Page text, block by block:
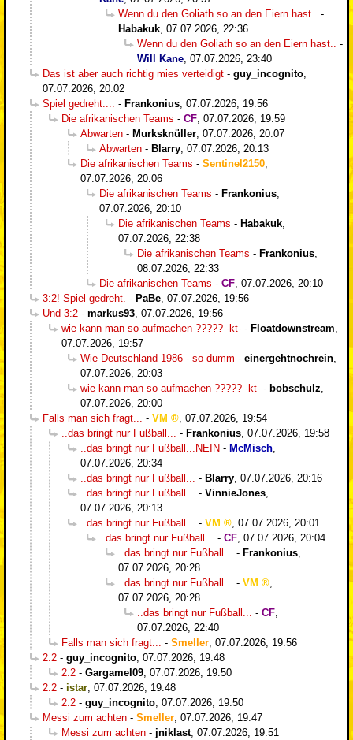
Wenn du den Goliath so an den Eiern hast.. -
Habakuk, 07.07.2026, 22:36
Wenn du den Goliath so an den Eiern hast.. -
Will Kane, 07.07.2026, 23:40
Das ist aber auch richtig mies verteidigt - guy_incognito,
07.07.2026, 20:02
Spiel gedreht.... - Frankonius, 07.07.2026, 19:56
Die afrikanischen Teams - CF, 07.07.2026, 19:59
Abwarten - Murksknüller, 07.07.2026, 20:07
Abwarten - Blarry, 07.07.2026, 20:13
Die afrikanischen Teams - Sentinel2150,
07.07.2026, 20:06
Die afrikanischen Teams - Frankonius,
07.07.2026, 20:10
Die afrikanischen Teams - Habakuk,
07.07.2026, 22:38
Die afrikanischen Teams - Frankonius,
08.07.2026, 22:33
Die afrikanischen Teams - CF, 07.07.2026, 20:10
3:2! Spiel gedreht. - PaBe, 07.07.2026, 19:56
Und 3:2 - markus93, 07.07.2026, 19:56
wie kann man so aufmachen ????? -kt- - Floatdownstream,
07.07.2026, 19:57
Wie Deutschland 1986 - so dumm - einergehtnochrein,
07.07.2026, 20:03
wie kann man so aufmachen ????? -kt- - bobschulz,
07.07.2026, 20:00
Falls man sich fragt... - VM , 07.07.2026, 19:54
..das bringt nur Fußball... - Frankonius, 07.07.2026, 19:58
..das bringt nur Fußball...NEIN - McMisch,
07.07.2026, 20:34
..das bringt nur Fußball... - Blarry, 07.07.2026, 20:16
..das bringt nur Fußball... - VinnieJones,
07.07.2026, 20:13
..das bringt nur Fußball... - VM , 07.07.2026, 20:01
..das bringt nur Fußball... - CF, 07.07.2026, 20:04
..das bringt nur Fußball... - Frankonius,
07.07.2026, 20:28
..das bringt nur Fußball... - VM
,
07.07.2026, 20:28
..das bringt nur Fußball... - CF,
07.07.2026, 22:40
Falls man sich fragt... - Smeller, 07.07.2026, 19:56
2:2 - guy_incognito, 07.07.2026, 19:48
2:2 - Gargamel09, 07.07.2026, 19:50
2:2 - istar, 07.07.2026, 19:48
2:2 - guy_incognito, 07.07.2026, 19:50
Messi zum achten - Smeller, 07.07.2026, 19:47
Messi zum achten - jniklast, 07.07.2026, 19:51